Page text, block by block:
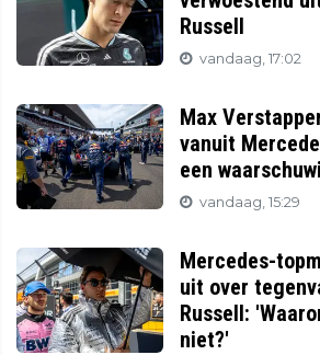
Russell
vandaag, 17:02
Max
vanuit
een
vandaag, 15:29
Mercedes-
uit over
Russell:
niet?'